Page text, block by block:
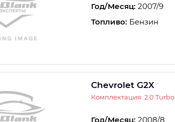
Год/Месяц: 2007/9
Топливо: Бензин
Chevrolet G2X
Комплектация: 2.0 Turbo
Год/Месяц: 2008/8